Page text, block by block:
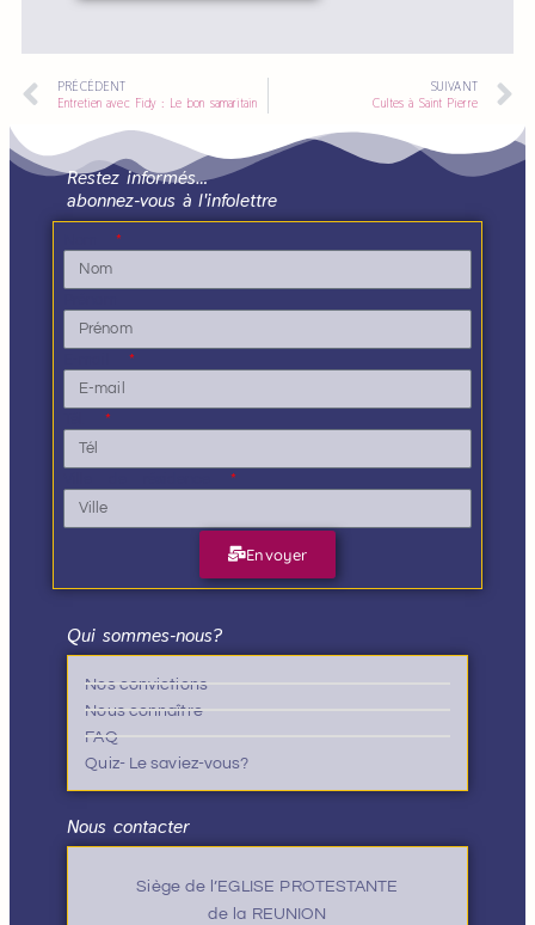
PRÉCÉDENT
Entretien avec Fidy : Le bon samaritain
SUIVANT
Cultes à Saint Pierre
Restez informés…
abonnez-vous à l'infolettre
Envoyer
Qui sommes-nous?
Nos convictions
Nous connaître
FAQ
Quiz- Le saviez-vous?
Nous contacter
Siège de l’EGLISE PROTESTANTE
de la REUNION